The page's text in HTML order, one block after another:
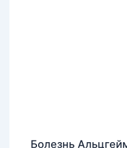
Болезнь